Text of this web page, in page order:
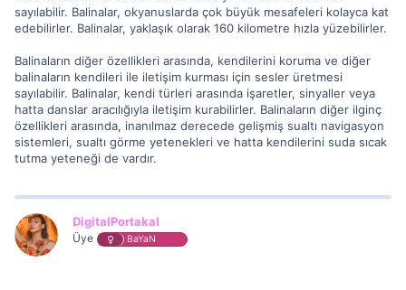
sayılabilir. Balinalar, okyanuslarda çok büyük mesafeleri kolayca kat
edebilirler. Balinalar, yaklaşık olarak 160 kilometre hızla yüzebilirler.
Balinaların diğer özellikleri arasında, kendilerini koruma ve diğer
balinaların kendileri ile iletişim kurması için sesler üretmesi
sayılabilir. Balinalar, kendi türleri arasında işaretler, sinyaller veya
hatta danslar aracılığıyla iletişim kurabilirler. Balinaların diğer ilginç
özellikleri arasında, inanılmaz derecede gelişmiş sualtı navigasyon
sistemleri, sualtı görme yetenekleri ve hatta kendilerini suda sıcak
tutma yeteneği de vardır.
DigitalPortakal
Üye BaYaN